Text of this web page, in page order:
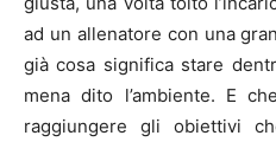
ad un allenatore con una
già cosa significa stare
mena dito l’ambiente. E
raggiungere gli obiettivi